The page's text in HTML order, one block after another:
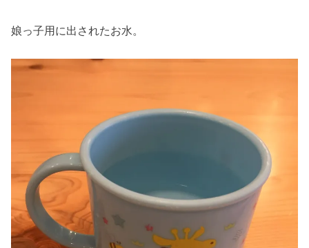
娘っ子用に出されたお水。